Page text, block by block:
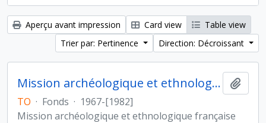
Aperçu avant impression Card view
Table view
Trier par: Pertinence
Direction: Décroissant
Mission archéologique et ethnologique française au Mexique
TO · Fonds · 1967-[1982]
Mission archéologique et ethnologique française